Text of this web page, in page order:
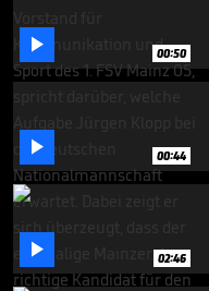
minutes,
seconds
 00:50
 00:44
 02:46